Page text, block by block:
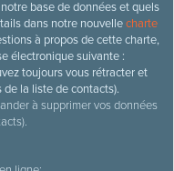
base de données et quels
dans notre nouvellecharte
à propos de cette charte,
électronique suivante :
toujours vous rétracter et
la liste de contacts).
à supprimer vos données